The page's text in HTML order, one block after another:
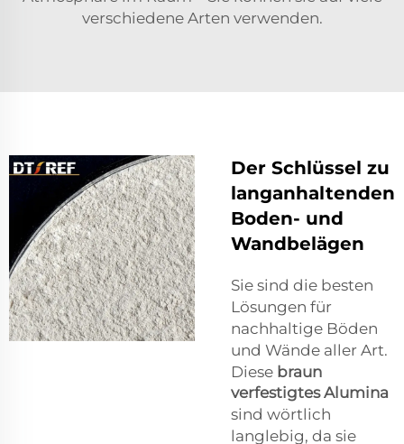
verschiedene Arten verwenden.
Der Schlüssel zu
langanhaltenden
Boden- und
Wandbelägen
Sie sind die besten
Lösungen für
nachhaltige Böden
und Wände aller Art.
Diese braun
verfestigtes Alumina
sind wörtlich
langlebig, da sie